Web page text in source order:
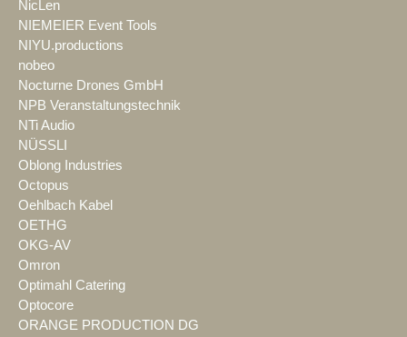
NicLen
NIEMEIER Event Tools
NIYU.productions
nobeo
Nocturne Drones GmbH
NPB Veranstaltungstechnik
NTi Audio
NÜSSLI
Oblong Industries
Octopus
Oehlbach Kabel
OETHG
OKG-AV
Omron
Optimahl Catering
Optocore
ORANGE PRODUCTION DG